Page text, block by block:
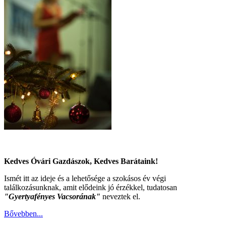
Kedves Óvári Gazdászok, Kedves Barátaink!
Ismét itt az ideje és a lehetősége a szokásos év végi
találkozásunknak, amit elődeink jó érzékkel, tudatosan
"Gyertyafényes Vacsorának" neveztek el.
Bővebben...